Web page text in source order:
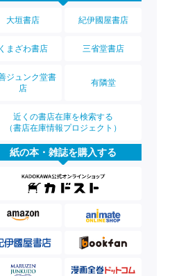
大垣書店 紀伊國屋書店
くまざわ書店 三省堂書店
ジュンク堂書
店
有隣堂
近くの書店在庫を検索する
（書店在庫情報プロジェクト）
紙の本・雑誌を購入する